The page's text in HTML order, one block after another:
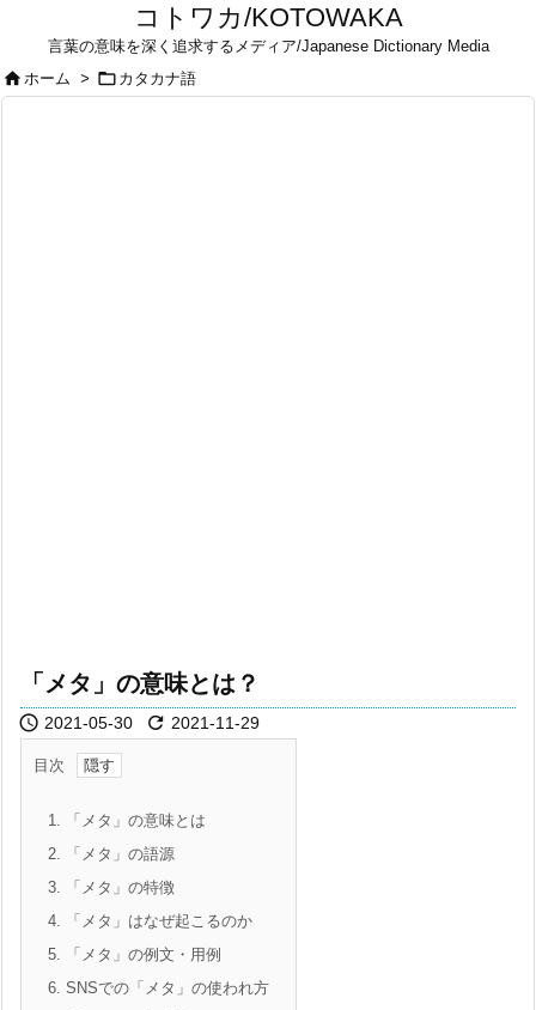
コトワカ/KOTOWAKA
言葉の意味を深く追求するメディア/Japanese Dictionary Media
ホーム >  カタカナ語
「メタ」の意味とは？
 2021-05-30  2021-11-29
目次
1. 「メタ」の意味とは
2. 「メタ」の語源
3. 「メタ」の特徴
4. 「メタ」はなぜ起こるのか
5. 「メタ」の例文・用例
6. SNSでの「メタ」の使われ方